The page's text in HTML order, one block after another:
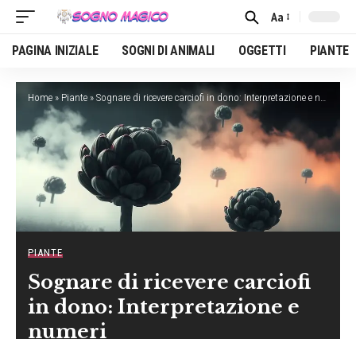
Font
Resizer
Aa
PAGINA INIZIALE SOGNI DI ANIMALI OGGETTI PIANTE
Home » Piante » Sognare di ricevere carciofi in dono: Interpretazione e numeri
PIANTE
Sognare di ricevere carciofi
in dono: Interpretazione e
numeri